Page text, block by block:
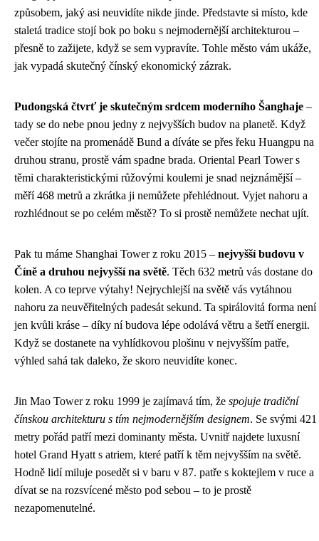
způsobem, jaký asi neuvidíte nikde jinde. Představte si místo, kde
staletá tradice stojí bok po boku s nejmodernější architekturou –
přesně to zažijete, když se sem vypravíte. Tohle město vám ukáže,
jak vypadá skutečný čínský ekonomický zázrak.
Pudongská čtvrť je skutečným srdcem moderního Šanghaje –
tady se do nebe pnou jedny z nejvyšších budov na planetě. Když
večer stojíte na promenádě Bund a díváte se přes řeku Huangpu na
druhou stranu, prostě vám spadne brada. Oriental Pearl Tower s
těmi charakteristickými růžovými koulemi je snad nejznámější –
měří 468 metrů a zkrátka ji nemůžete přehlédnout. Vyjet nahoru a
rozhlédnout se po celém městě? To si prostě nemůžete nechat ujít.
Pak tu máme Shanghai Tower z roku 2015 – nejvyšší budovu v
Číně a druhou nejvyšší na světě. Těch 632 metrů vás dostane do
kolen. A co teprve výtahy! Nejrychlejší na světě vás vytáhnou
nahoru za neuvěřitelných padesát sekund. Ta spirálovitá forma není
jen kvůli kráse – díky ní budova lépe odolává větru a šetří energii.
Když se dostanete na vyhlídkovou plošinu v nejvyšším patře,
výhled sahá tak daleko, že skoro neuvidíte konec.
Jin Mao Tower z roku 1999 je zajímavá tím, že spojuje tradiční
čínskou architekturu s tím nejmodernějším designem. Se svými 421
metry pořád patří mezi dominanty města. Uvnitř najdete luxusní
hotel Grand Hyatt s atriem, které patří k těm nejvyšším na světě.
Hodně lidí miluje posedět si v baru v 87. patře s koktejlem v ruce a
dívat se na rozsvícené město pod sebou – to je prostě
nezapomenutelné.